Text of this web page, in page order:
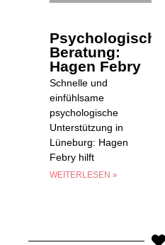
Psychologische
Beratung:
Hagen Febry
Schnelle und
einfühlsame
psychologische
Unterstützung in
Lüneburg: Hagen
Febry hilft
WEITERLESEN »